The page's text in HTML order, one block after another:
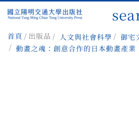
首頁 出版品 人文與社會科學
御宅
動畫之魂：創意合作的日本動畫產業